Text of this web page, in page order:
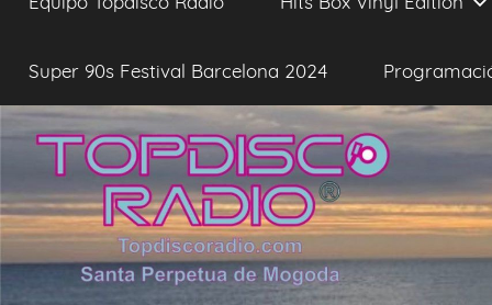
Super 90s Festival Barcelona 2024